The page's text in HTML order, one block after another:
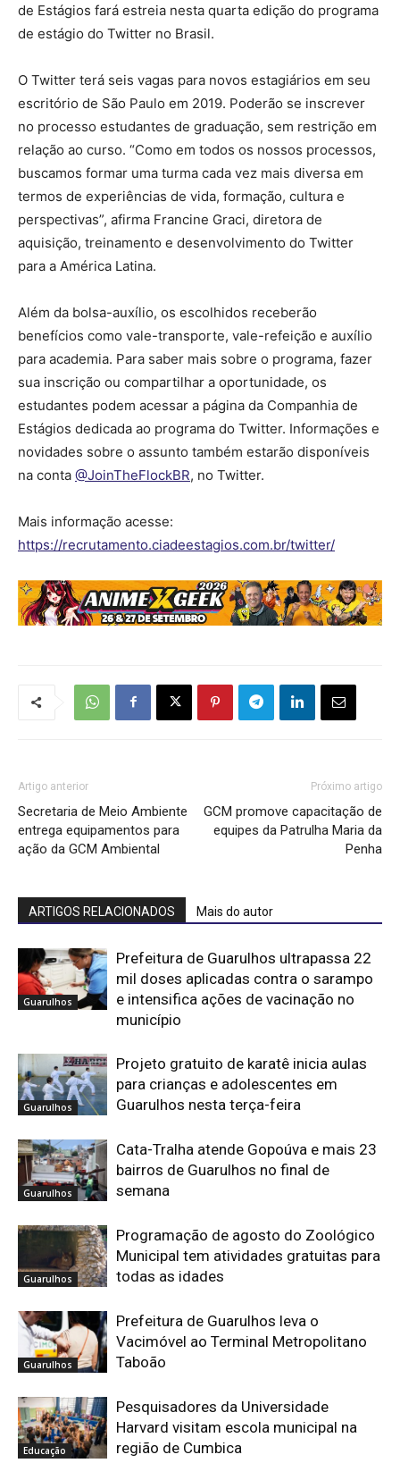
de Estágios fará estreia nesta quarta edição do programa
de estágio do Twitter no Brasil.
O Twitter terá seis vagas para novos estagiários em seu
escritório de São Paulo em 2019. Poderão se inscrever
no processo estudantes de graduação, sem restrição em
relação ao curso. “Como em todos os nossos processos,
buscamos formar uma turma cada vez mais diversa em
termos de experiências de vida, formação, cultura e
perspectivas”, afirma Francine Graci, diretora de
aquisição, treinamento e desenvolvimento do Twitter
para a América Latina.
Além da bolsa-auxílio, os escolhidos receberão
benefícios como vale-transporte, vale-refeição e auxílio
para academia. Para saber mais sobre o programa, fazer
sua inscrição ou compartilhar a oportunidade, os
estudantes podem acessar a página da Companhia de
Estágios dedicada ao programa do Twitter. Informações e
novidades sobre o assunto também estarão disponíveis
na conta @JoinTheFlockBR, no Twitter.
Mais informação acesse:
https://recrutamento.ciadeestagios.com.br/twitter/
Artigo anterior
Secretaria de Meio Ambiente
entrega equipamentos para
ação da GCM Ambiental
Próximo artigo
GCM promove capacitação de
equipes da Patrulha Maria da
Penha
ARTIGOS RELACIONADOS Mais do autor
Guarulhos
Prefeitura de Guarulhos ultrapassa 22
mil doses aplicadas contra o sarampo
e intensifica ações de vacinação no
município
Guarulhos
Projeto gratuito de karatê inicia aulas
para crianças e adolescentes em
Guarulhos nesta terça-feira
Guarulhos
Cata-Tralha atende Gopoúva e mais 23
bairros de Guarulhos no final de
semana
Guarulhos
Programação de agosto do Zoológico
Municipal tem atividades gratuitas para
todas as idades
Guarulhos
Prefeitura de Guarulhos leva o
Vacimóvel ao Terminal Metropolitano
Taboão
Educação
Pesquisadores da Universidade
Harvard visitam escola municipal na
região de Cumbica